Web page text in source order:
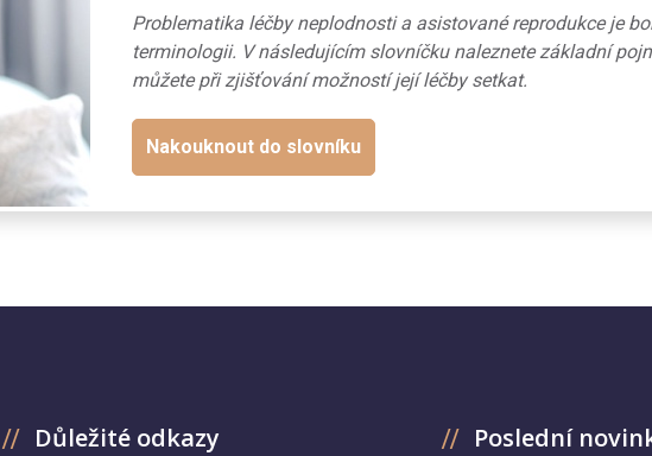
Problematika léčby neplodnosti a asistované reprodukce je
terminologii. V následujícím slovníčku naleznete základní
můžete při zjišťování možností její léčby setkat.
Nakouknout do slovníku
Důležité odkazy Poslední